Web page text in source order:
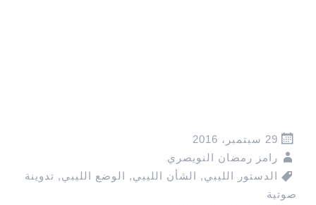
29 سبتمبر، 2016
رامز رمضان النويصري
الدستور الليبي, الشأن الليبي, الوضع الليبي, تدوينة
صوتية